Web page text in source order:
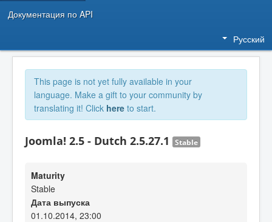
Документация по API
Русский
This page is not yet fully available in your
language. Make a gift to your community by
translating it! Click here to start.
Joomla! 2.5 - Dutch 2.5.27.1 Stable
Maturity
Stable
Дата выпуска
01.10.2014, 23:00